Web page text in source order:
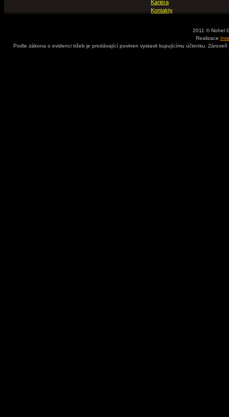
Kariéra
Kontakty
2011 © Nohel
Realizace
Podle zákona o evidenci tržeb je prodávající povinen vystavit kupujícímu účtenku.